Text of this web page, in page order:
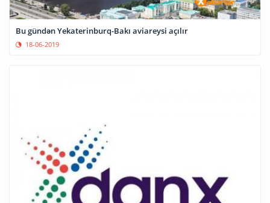
Bu gündən Yekaterinburq-Bakı aviareysi açılır
18-06-2019